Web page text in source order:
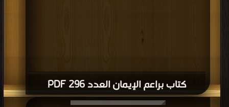
كتاب براعم الإيمان العدد 296 PDF